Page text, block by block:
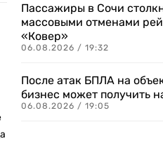
Пассажиры в Сочи
массовыми отменами
«Ковер»
06.08.2026 / 19:32
После атак БПЛА на
бизнес может получить
06.08.2026 / 19:05